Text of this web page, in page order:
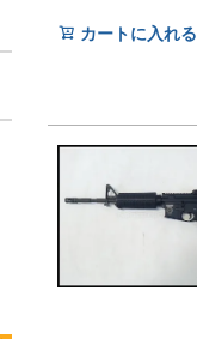
カートに入れる